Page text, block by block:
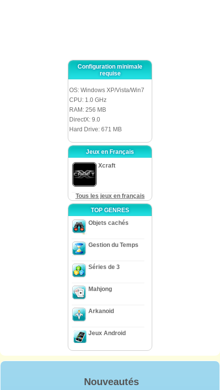
Configuration minimale
requise
OS: Windows XP/Vista/Win7
CPU: 1.0 GHz
RAM: 256 MB
DirectX: 9.0
Hard Drive: 671 MB
Jeux en Français
Xcraft
Tous les jeux en français
TOP GENRES
Objets cachés
Gestion du Temps
Séries de 3
Mahjong
Arkanoid
Jeux Android
Nouveautés